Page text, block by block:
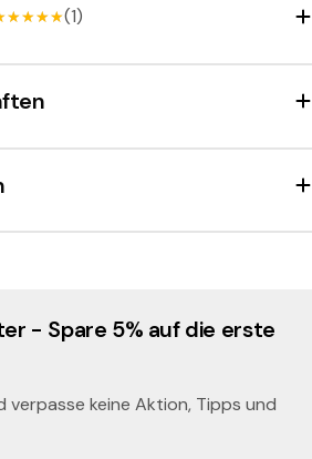
Design an.
(1)
- Spare 5% auf die erste
verpasse keine Aktion, Tipps und